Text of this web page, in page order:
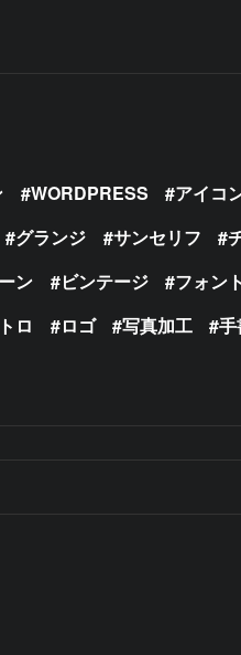
WORDPRESS アイコ
グランジ サンセリフ
ン ビンテージ フォント
ロ ロゴ 写真加工 手